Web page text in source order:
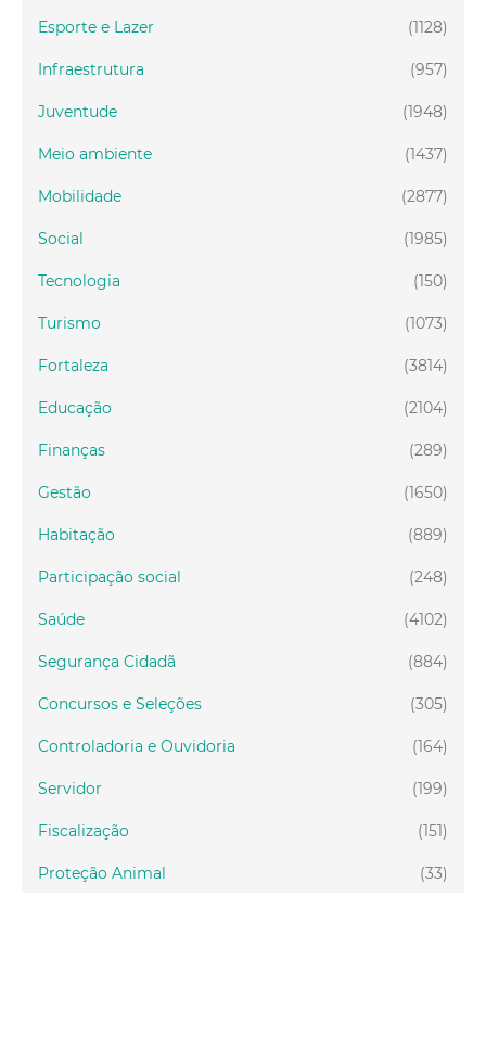
(1128)
Esporte e Lazer
(957)
Infraestrutura
(1948)
Juventude
(1437)
Meio ambiente
(2877)
Mobilidade
(1985)
Social
(150)
Tecnologia
(1073)
Turismo
(3814)
Fortaleza
(2104)
Educação
(289)
Finanças
(1650)
Gestão
(889)
Habitação
(248)
Participação social
(4102)
Saúde
(884)
Segurança Cidadã
(305)
Concursos e Seleções
(164)
Controladoria e Ouvidoria
(199)
Servidor
(151)
Fiscalização
(33)
Proteção Animal